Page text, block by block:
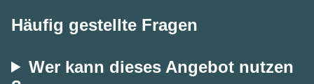
Häufig gestellte Fragen
Wer kann dieses Angebot nutzen